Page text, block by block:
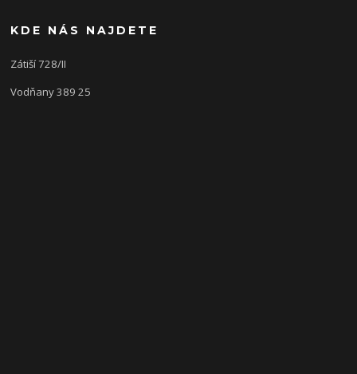
KDE NÁS NAJDETE
Zátiší 728/II
Vodňany 389 25